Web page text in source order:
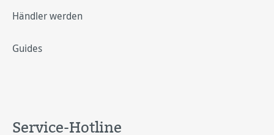
Händler werden
Guides
Service-Hotline